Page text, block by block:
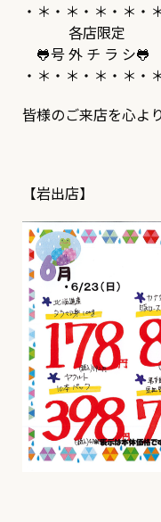
・＊・＊・＊・＊・
各店限定
🐸号 外 チ ラ シ🐸
・＊・＊・＊・＊・
皆様のご来店を心よ
【岩出店】